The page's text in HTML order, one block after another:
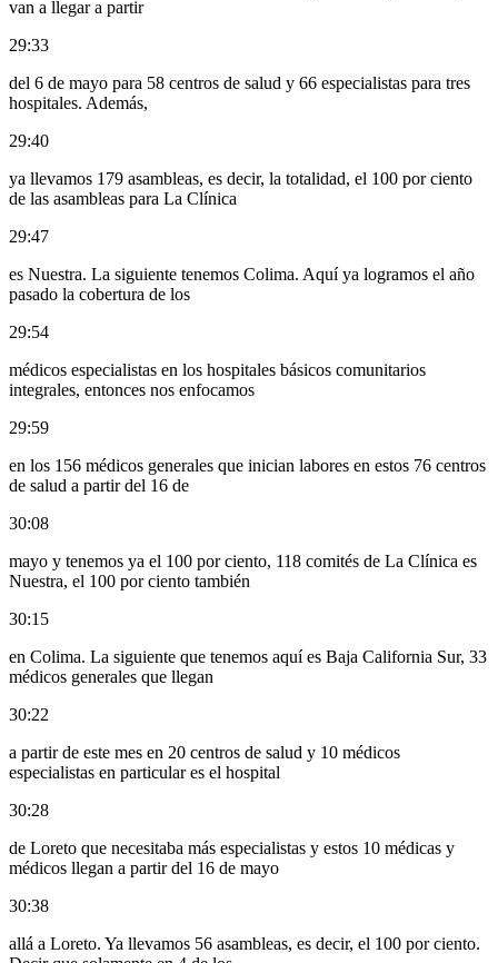
van a llegar a partir
29:33
del 6 de mayo para 58 centros de salud y 66 especialistas para tres
hospitales. Además,
29:40
ya llevamos 179 asambleas, es decir, la totalidad, el 100 por ciento
de las asambleas para La Clínica
29:47
es Nuestra. La siguiente tenemos Colima. Aquí ya logramos el año
pasado la cobertura de los
29:54
médicos especialistas en los hospitales básicos comunitarios
integrales, entonces nos enfocamos
29:59
en los 156 médicos generales que inician labores en estos 76 centros
de salud a partir del 16 de
30:08
mayo y tenemos ya el 100 por ciento, 118 comités de La Clínica es
Nuestra, el 100 por ciento también
30:15
en Colima. La siguiente que tenemos aquí es Baja California Sur, 33
médicos generales que llegan
30:22
a partir de este mes en 20 centros de salud y 10 médicos
especialistas en particular es el hospital
30:28
de Loreto que necesitaba más especialistas y estos 10 médicas y
médicos llegan a partir del 16 de mayo
30:38
allá a Loreto. Ya llevamos 56 asambleas, es decir, el 100 por ciento.